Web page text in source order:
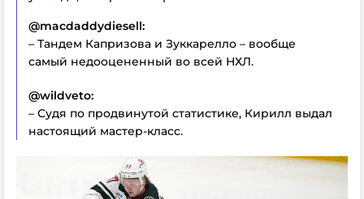
@macdaddydiesell:
– Тандем Капризова и Зуккарелло – вообще
самый недооцененный во всей НХЛ.
@wildveto:
– Судя по продвинутой статистике, Кирилл выдал
настоящий мастер-класс.